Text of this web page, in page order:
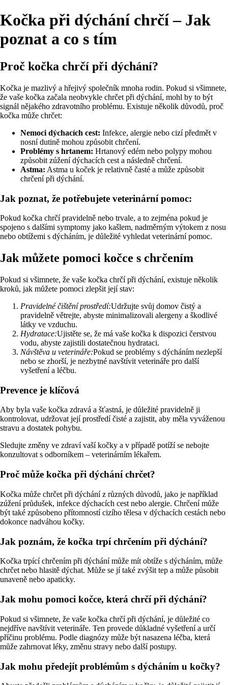
Kočka při dýchání chrčí – Jak
poznat a co s tím
Proč kočka chrčí při dýchání?
Kočka je mazlivý a hřejivý společník mnoha rodin. Pokud si všimnete,
že vaše kočka začala neobvykle chrčet při dýchání, mohl by to být
signál nějakého zdravotního problému. Existuje několik důvodů, proč
kočka může chrčet:
Nemoci dýchacích cest: Infekce, alergie nebo cizí předmět v
nosní dutině mohou způsobit chrčení.
Problémy s hrtanem: Hrtanový edém nebo polypy mohou
způsobit zúžení dýchacích cest a následně chrčení.
Astma: Astma u koček je relativně časté a může způsobit
chrčení při dýchání.
Jak poznat, že potřebujete veterinární pomoc:
Pokud kočka chrčí pravidelně nebo trvale, a to zejména pokud je
spojeno s dalšími symptomy jako kašlem, nadměrným výtokem z nosu
nebo obtížemi s dýcháním, je důležité vyhledat veterinární pomoc.
Jak můžete pomoci kočce s chrčením
Pokud si všimnete, že vaše kočka chrčí při dýchání, existuje několik
kroků, jak můžete pomoci zlepšit její stav:
Pravidelné čištění prostředí:Udržujte svůj domov čistý a
pravidelně větrejte, abyste minimalizovali alergeny a škodlivé
látky ve vzduchu.
Hydratace:Ujistěte se, že má vaše kočka k dispozici čerstvou
vodu, abyste zajistili dostatečnou hydrataci.
Návštěva u veterináře:Pokud se problémy s dýcháním nezlepší
nebo se zhorší, je nezbytné navštívit veterináře pro další
vyšetření a léčbu.
Prevence je klíčová
Aby byla vaše kočka zdravá a šťastná, je důležité pravidelně ji
kontrolovat, udržovat její prostředí čisté a zajistit, aby měla vyváženou
stravu a dostatek pohybu.
Sledujte změny ve zdraví vaší kočky a v případě potíží se nebojte
konzultovat s odborníkem – veterinárním lékařem.
Proč může kočka při dýchání chrčet?
Kočka může chrčet při dýchání z různých důvodů, jako je například
zúžení průdušek, infekce dýchacích cest nebo alergie. Chrčení může
být také způsobeno přítomností cizího tělesa v dýchacích cestách nebo
dokonce nadváhou kočky.
Jak poznám, že kočka trpí chrčením při dýchání?
Kočka trpící chrčením při dýchání může mít obtíže s dýcháním, může
chrčet nebo hlasitě dýchat. Může se jí také zvýšit tep a může působit
unaveně nebo apaticky.
Jak mohu pomoci kočce, která chrčí při dýchání?
Pokud si všimnete, že vaše kočka chrčí při dýchání, je důležité co
nejdříve navštívit veterináře. Ten provede důkladné vyšetření a určí
příčinu problému. Podle diagnózy může být nasazena léčba, která
může zahrnovat léky, změnu stravy nebo další postupy.
Jak mohu předejít problémům s dýcháním u kočky?